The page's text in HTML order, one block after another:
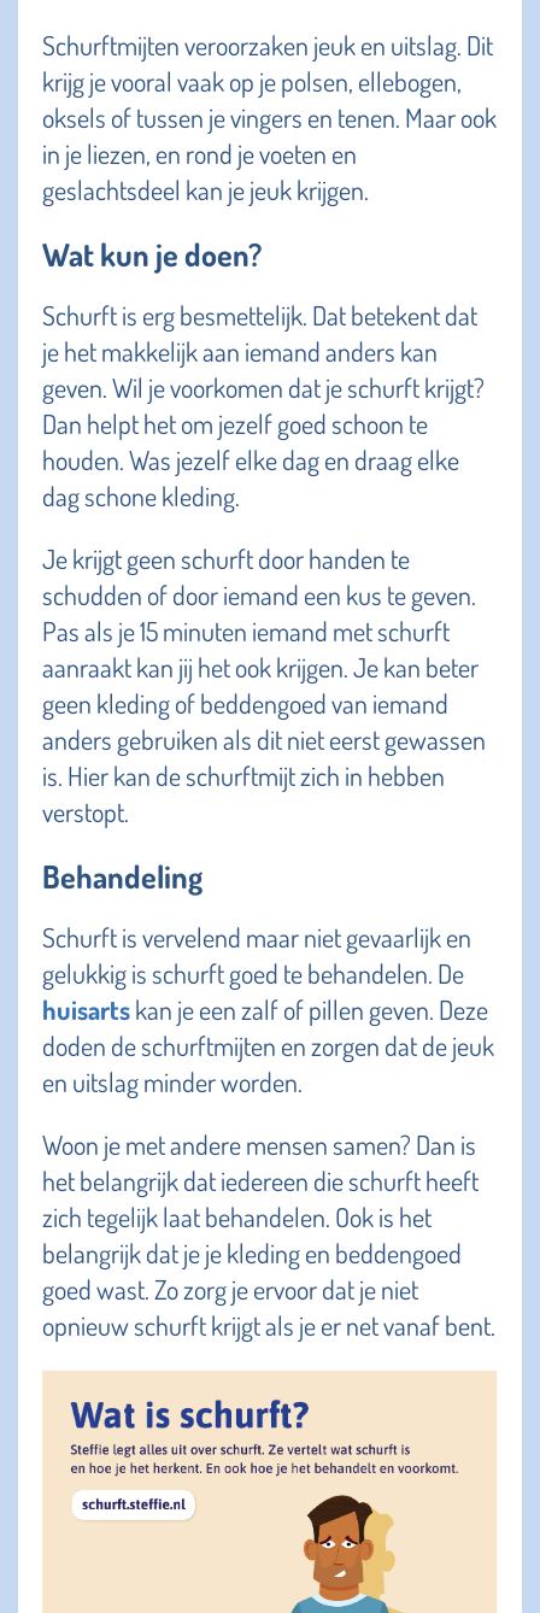
Schurftmijten veroorzaken jeuk en uitslag. Dit
krijg je vooral vaak op je polsen, ellebogen,
oksels of tussen je vingers en tenen. Maar ook
in je liezen, en rond je voeten en
geslachtsdeel kan je jeuk krijgen.
Wat kun je doen?
Schurft is erg besmettelijk. Dat betekent dat
je het makkelijk aan iemand anders kan
geven. Wil je voorkomen dat je schurft krijgt?
Dan helpt het om jezelf goed schoon te
houden. Was jezelf elke dag en draag elke
dag schone kleding.
Je krijgt geen schurft door handen te
schudden of door iemand een kus te geven.
Pas als je 15 minuten iemand met schurft
aanraakt kan jij het ook krijgen. Je kan beter
geen kleding of beddengoed van iemand
anders gebruiken als dit niet eerst gewassen
is. Hier kan de schurftmijt zich in hebben
verstopt.
Behandeling
Schurft is vervelend maar niet gevaarlijk en
gelukkig is schurft goed te behandelen. De
huisartskan je een zalf of pillen geven. Deze
doden de schurftmijten en zorgen dat de jeuk
en uitslag minder worden.
Woon je met andere mensen samen? Dan is
het belangrijk dat iedereen die schurft heeft
zich tegelijk laat behandelen. Ook is het
belangrijk dat je je kleding en beddengoed
goed wast. Zo zorg je ervoor dat je niet
opnieuw schurft krijgt als je er net vanaf bent.